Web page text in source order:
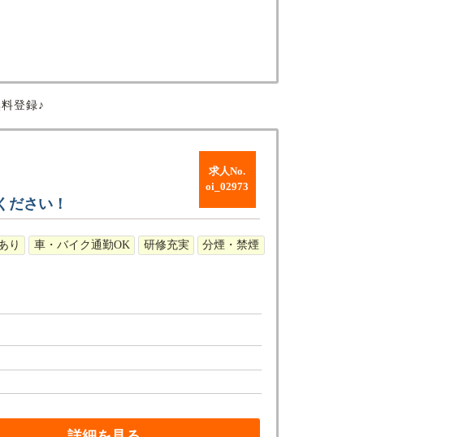
登録♪
求人No.
oi_02973
さい！
り 車・バイク通勤OK 研修充実
分煙・禁煙